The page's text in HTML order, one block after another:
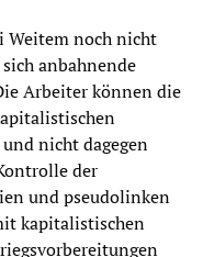
Weitem noch nicht
anbahnende
Arbeiter können die
nicht dagegen
der
und pseudolinken
kapitalistischen